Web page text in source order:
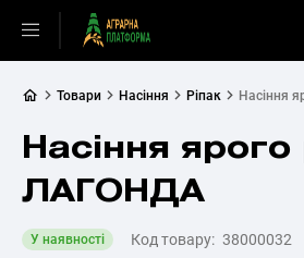
Товари Насіння Ріпак Насіння
Насіння ярого
ЛАГОНДА
У наявності Код товару: 38000032